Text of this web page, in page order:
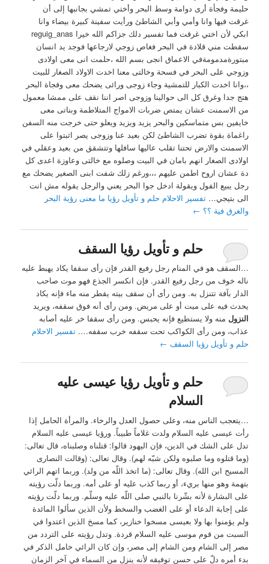
حليمة وفجأة أرى دوامة وسط البحر وأختي تمشي بجانبها إلى أن
غرقت فيها وانا وأمي وأبي الشاطئ ورأيت سفينة كبيرة بيضاء وانا
ابكي لأن اختي غرقت فما تفسير دلك جزاكم الله خيرا reguig_anas
سقطت مني قلادة في البحر فغاص زوجي لارجاعها فوجد يد انسان
مبتورةمدمومةفي الاعماق انجى بسم الله ،حلمت انى معى اولادى
وزوجي على البحر في فسحة وخالتى معنا اخدت الاولاد الصغار للبيت
،،وانا اخدت الكبار للتمشية وجاء زوجى ورائى يضحك معى وفجاة البحر
هتج جدا وغرق كل الى حوالينا وزوجى اصر اننا نقف على ممشا معمول
من الاسمنت عشان يمتص ضربات الامواج المتلاطمة وبناتى معى
خايفين بس متماسكين والبحر يزيد ويزيد ويعلو حتى خرجت منه السفن
راغماة بقوة تضرب الشاطئ لكن بعيد عنا وزوجى يصر اثبتوا على
الاسمنت والارض تحتنا تقلب عاليها سافلها وتتشقق من بعيد وعقلي في
اولادى الصغار انهم بامان في البيت وصلوه مع خالتى وعاوزة اعدى كل
دة عشان اروح اطمن عليهم ،،،ورغم زلك شفت ابنى الصغير يضحك مع
رجل يبيع الفول ويقولة ادخل جوا البحر يعني والرجل يقوله مش انت
الى بتيجي…تفسير الاحلام حلم و تأويل رؤيا ما معنى رؤية البحر
والغرق فية ؟؟ ←
حلم و تأويل رؤيا السقف
…السقف هو في المنام رجل رفيع القدر فإن رأى سقفا يكاد يهبط عليه
ناله خوف من رجل رفيع القدر. فإن انكسر الجذع فهو موت صاحب
الدار بآفة تتنزل به. ومن رأى أن سقف بيته يقطر منه ماء فإنه يكاد
يحدث فيه على ميت أو على مريض. ومن رأى أنه فوق سقفه، ويريد
النزول منه ولا يستطيع فإنه يحبس. ومن رأى سقفا خر عليه أصابه
عذاب، ومن رأى الكواكب تحت سقفه خرب سقفه….تفسير الاحلام
حلم و تأويل رؤيا السقف ←
حلم و تأويل رؤيا عيسى عليه
السلام
…يتعجب الناس منه، وعلى حصول العدل والرخاء. والمرأة الحامل إذا
رأت عيسى عليه السلام ولدت غلاماً طبيباً. ورؤيا عيسى عليه السلام
تدل على الشك في الدين، فإن اليهود قالوا: قتلناه وصلبناه، قال تعالى:
(وما قتلوه وما صلبوه ولكن شبّه لهم). وقال تعالى: (وقالت النصارى
المسيح ابن الله). وقال تعالى: (ما اتخذ اللّه من ولد). وربما اتهم الرائي
بتهمة وهو منها بريء، أو ربما كذب عليه أو على أمه. وربما دلّت رؤيته
على البشارة لأنه بشّرنا بالنبي صلى اللّه عليه وسلّم. وربما دلّت رؤيته
على إجابة الدعاء أو على الغضب والسخط ولأن الذين سألوا المائدة
ولم يؤمنوا بها ولا بعيسى مسخوا خنازير، كما مسخ الذين اعتدوا في
السبت من قوم موسى عليه السلام قردة. وتدل رؤيته على التردد من
مصر إلى الشام ومن الشام إلى مصر، وإن كان الرائي خامل الذكر في
بدء أمره دلّ على حسن توفيقه لأنه ينزل من السماء في آخر الزمان